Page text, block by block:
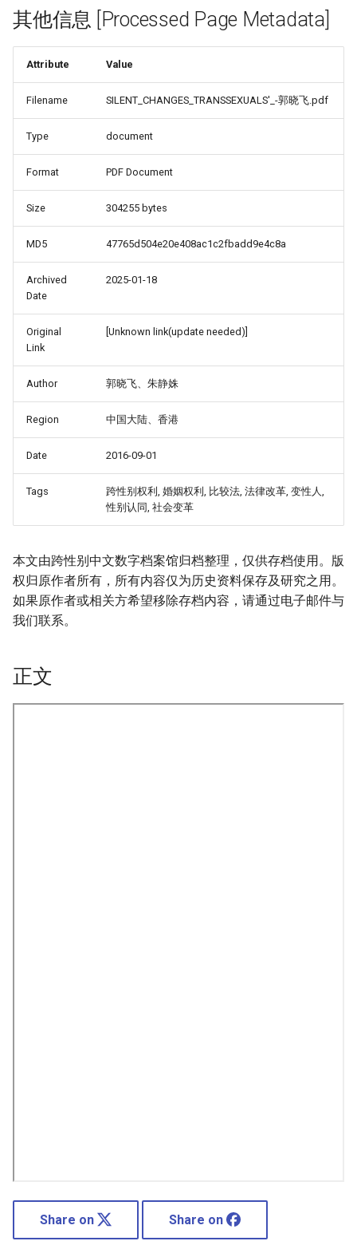
其他信息 [Processed Page Metadata]
Attribute Value
Filename SILENT_CHANGES_TRANSSEXUALS'_-郭晓飞.pdf
Type document
Format PDF Document
Size 304255 bytes
MD5 47765d504e20e408ac1c2fbadd9e4c8a
Archived
Date
2025-01-18
Original
Link
[Unknown link(update needed)]
Author 郭晓飞、朱静姝
Region 中国大陆、香港
Date 2016-09-01
Tags
跨性别权利, 婚姻权利, 比较法, 法律改革, 变性人,
性别认同, 社会变革
本文由跨性别中文数字档案馆归档整理，仅供存档使用。版
权归原作者所有，所有内容仅为历史资料保存及研究之用。
如果原作者或相关方希望移除存档内容，请通过电子邮件与
我们联系。
正文
Share on Share on